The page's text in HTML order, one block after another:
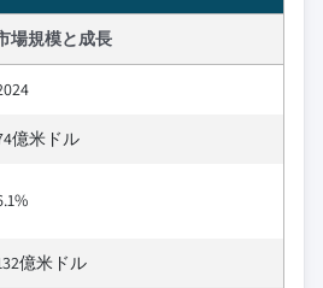
場規模と成長
億米ドル
億米ドル